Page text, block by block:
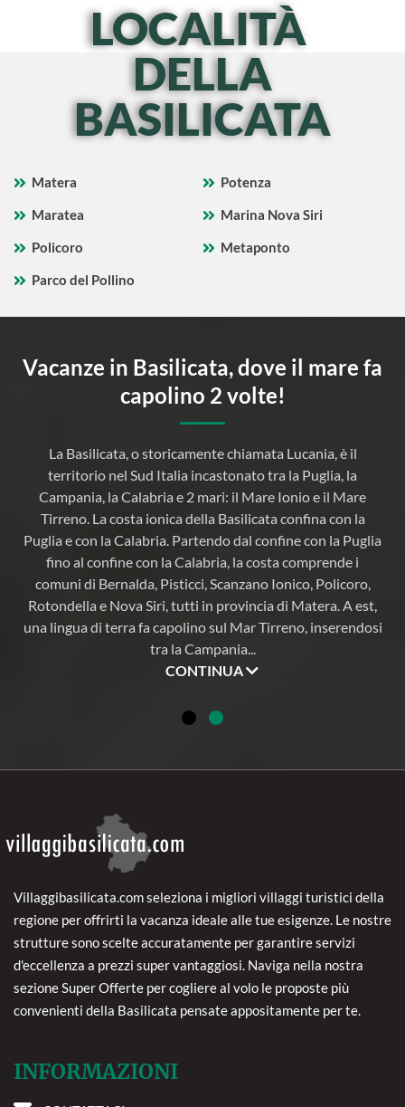
LOCALITÀ
DELLA
BASILICATA
Matera
Potenza
Maratea
Marina Nova Siri
Policoro
Metaponto
Parco del Pollino
Vacanze in Basilicata, dove il mare fa
capolino 2 volte!
La Basilicata, o storicamente chiamata Lucania, è il
territorio nel Sud Italia incastonato tra la Puglia, la
Campania, la Calabria e 2 mari: il Mare Ionio e il Mare
Tirreno. La costa ionica della Basilicata confina con la
Puglia e con la Calabria. Partendo dal confine con la Puglia
fino al confine con la Calabria, la costa comprende i
comuni di Bernalda, Pisticci, Scanzano Ionico, Policoro,
Rotondella e Nova Siri, tutti in provincia di Matera. A est,
una lingua di terra fa capolino sul Mar Tirreno, inserendosi
tra la Campania...
CONTINUA
Villaggibasilicata.com seleziona i migliori villaggi turistici della
regione per offrirti la vacanza ideale alle tue esigenze. Le nostre
strutture sono scelte accuratamente per garantire servizi
d'eccellenza a prezzi super vantaggiosi. Naviga nella nostra
sezione Super Offerte per cogliere al volo le proposte più
convenienti della Basilicata pensate appositamente per te.
INFORMAZIONI